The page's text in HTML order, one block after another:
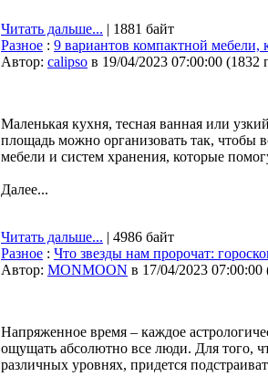
Читать дальше... | 1881 байт
Разное : 9 вариантов компактной мебели,
Автор: calipso в 19/04/2023 07:00:00 (1832
Маленькая кухня, тесная ванная или
площадь можно организовать так,
мебели и систем хранения, которые
Далее...
Читать дальше... | 4986 байт
Разное : Что звезды нам пророчат:
Автор: MONMOON в 17/04/2023 07:00:00
Напряженное время – каждое
ощущать абсолютно все люди. Для того,
различных уровнях, придется